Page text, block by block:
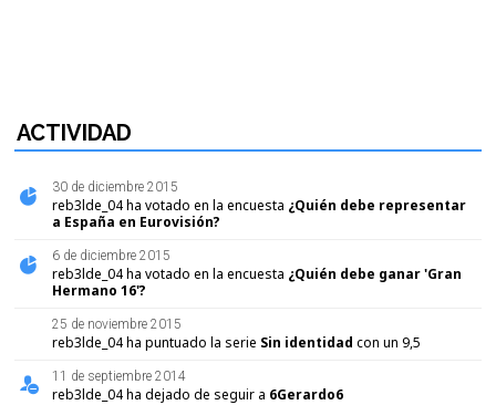
ACTIVIDAD
30 de diciembre 2015
reb3lde_04 ha votado en la encuesta ¿Quién debe representar
a España en Eurovisión?
6 de diciembre 2015
reb3lde_04 ha votado en la encuesta ¿Quién debe ganar 'Gran
Hermano 16'?
25 de noviembre 2015
reb3lde_04 ha puntuado la serie Sin identidad con un9,5
11 de septiembre 2014
reb3lde_04 ha dejado de seguir a 6Gerardo6